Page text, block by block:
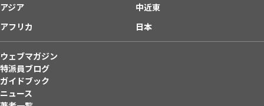
アジア
中近東
アフリカ
日本
ウェブマガジン
特派員ブログ
ガイドブック
ニュース